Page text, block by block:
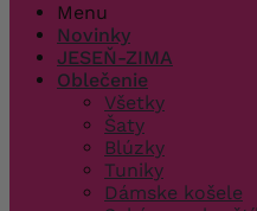
Menu
Novinky
JESEŇ-ZIMA
Oblečenie
Všetky
Šaty
Blúzky
Tuniky
Dámske košele